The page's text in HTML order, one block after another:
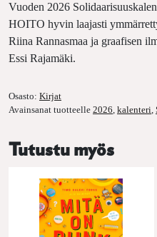
Vuoden 2026
HOITO hyvin laajasti
Riina Rannasmaa ja graafisen
Essi Rajamäki.
Osasto: Kirjat
Avainsanat tuotteelle 2026, kalenteri,
Tutustu myös